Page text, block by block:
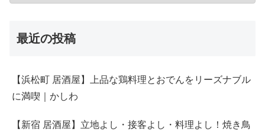
最近の投稿
【浜松町 居酒屋】上品な鶏料理とおでんをリーズナブル
に満喫｜かしわ
【新宿 居酒屋】立地よし・接客よし・料理よし！焼き鳥